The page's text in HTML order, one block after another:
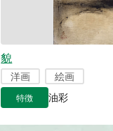
貌
洋画 絵画
特徴 油彩